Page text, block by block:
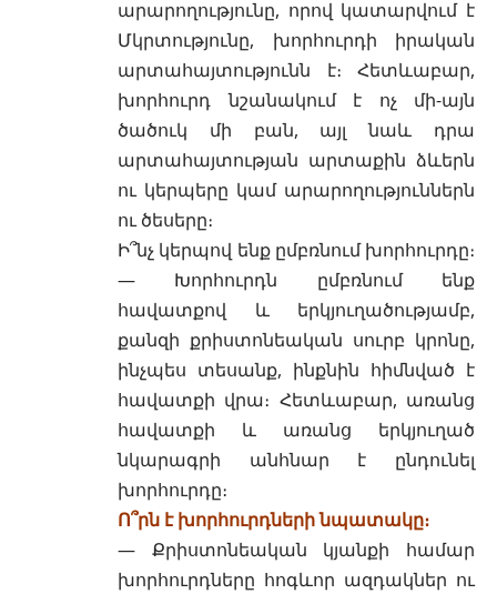
արարողությունը, որով կատարվում է
Մկրտությունը, խորհուրդի իրական
արտահայտությունն է։ Հետևաբար,
խորհուրդ նշանակում է ոչ մի-այն
ծածուկ մի բան, այլ նաև դրա
արտահայտության արտաքին ձևերն
ու կերպերը կամ արարողություններն
ու ծեսերը։
Ի՞նչ կերպով ենք ըմբռնում խորհուրդը։
— Խորհուրդն ըմբռնում ենք
հավատքով և երկյուղածությամբ,
քանզի քրիստոնեական սուրբ կրոնը,
ինչպես տեսանք, ինքնին հիմնված է
հավատքի վրա։ Հետևաբար, առանց
հավատքի և առանց երկյուղած
նկարագրի անհնար է ընդունել
խորհուրդը։
Ո՞րն է խորհուրդների նպատակը։
— Քրիստոնեական կյանքի համար
խորհուրդները հոգևոր ազդակներ ու